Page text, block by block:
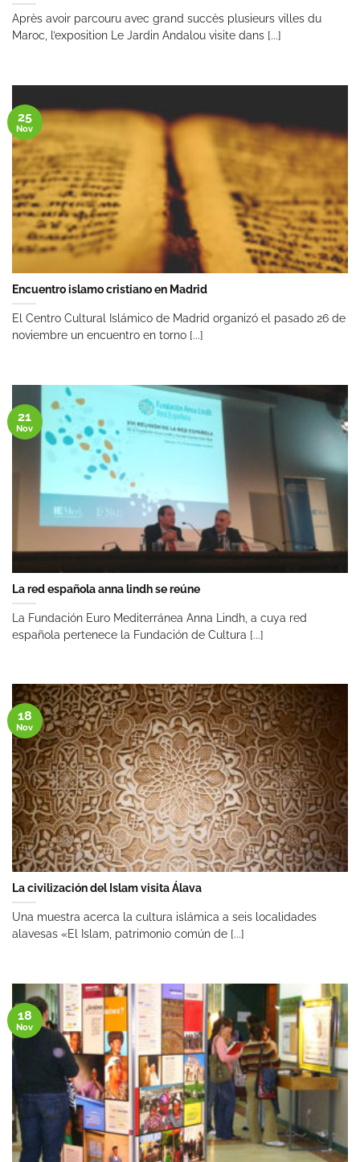
Après avoir parcouru avec grand succès plusieurs villes du
Maroc, l’exposition Le Jardin Andalou visite dans [...]
Encuentro islamo cristiano en Madrid
El Centro Cultural Islámico de Madrid organizó el pasado 26 de
noviembre un encuentro en torno [...]
25
Nov
La red española anna lindh se reúne
La Fundación Euro Mediterránea Anna Lindh, a cuya red
española pertenece la Fundación de Cultura [...]
21
Nov
La civilización del Islam visita Álava
Una muestra acerca la cultura islámica a seis localidades
alavesas «El Islam, patrimonio común de [...]
18
Nov
18
Nov